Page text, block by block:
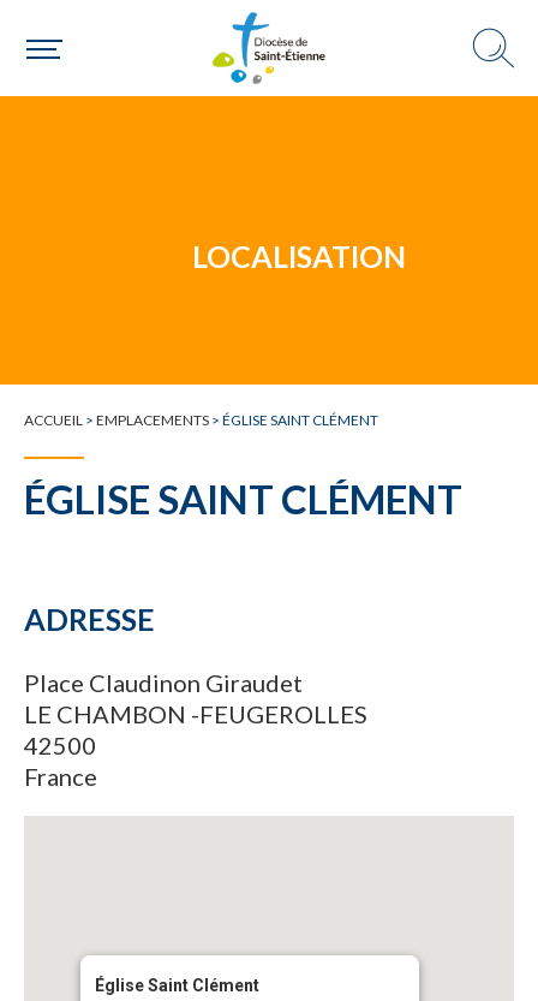
Un mouvement
LOCALISATION
ACCUEIL > EMPLACEMENTS > ÉGLISE SAINT CLÉMENT
ÉGLISE SAINT CLÉMENT
ADRESSE
Place Claudinon Giraudet
LE CHAMBON -FEUGEROLLES
42500
France
Église Saint Clément